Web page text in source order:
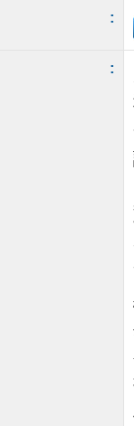
:
: